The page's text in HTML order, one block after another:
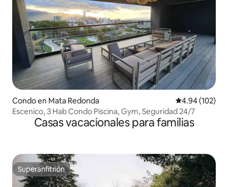
Condo en Mata Redonda Calificación
4.94 (102)
Escenico, 3 Hab Condo Piscina, Gym, Seguridad 24/7
Casas vacacionales para familias
Superanfitrión
Superanfitrión